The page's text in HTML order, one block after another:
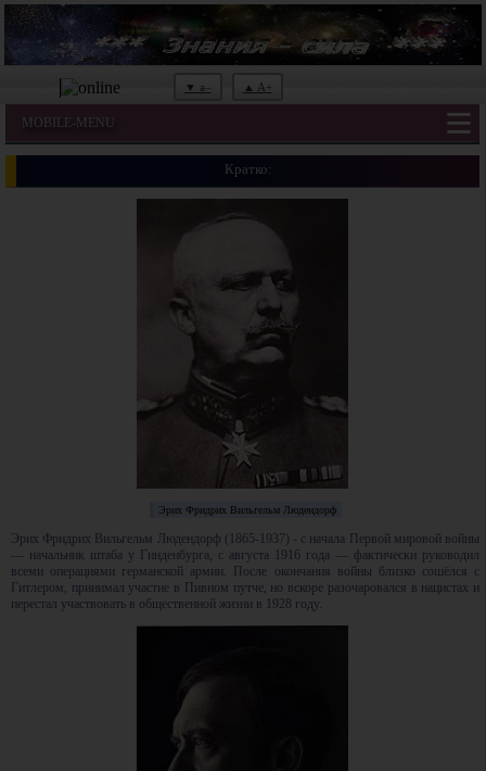
▼ a– ▲ A+
MOBILE-MENU
Кратко:
Эрих Фридрих Вильгельм Людендорф
Эрих Фридрих Вильгельм Людендорф (1865-1937) - с начала Первой мировой войны
— начальник штаба у Гинденбурга, с августа 1916 года — фактически руководил
всеми операциями германской армии. После окончания войны близко сошёлся с
Гитлером, принимал участие в Пивном путче, но вскоре разочаровался в нацистах и
перестал участвовать в общественной жизни в 1928 году.